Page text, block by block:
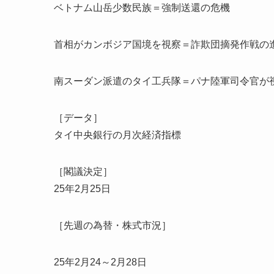
ベトナム山岳少数民族＝強制送還の危機
首相がカンボジア国境を視察＝詐欺団摘発作戦の
南スーダン派遣のタイ工兵隊＝パナ陸軍司令官が
［データ］
タイ中央銀行の月次経済指標
［閣議決定］
25年2月25日
［先週の為替・株式市況］
25年2月24～2月28日